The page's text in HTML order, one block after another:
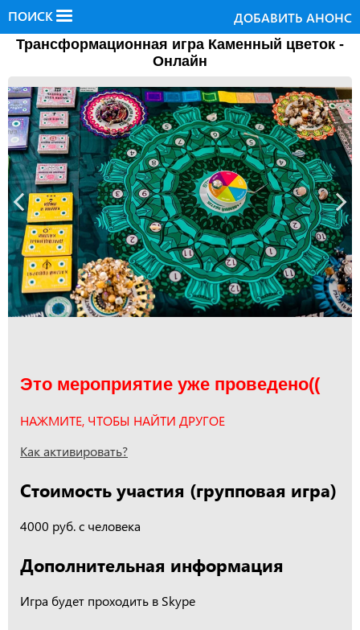
ПОИСК ДОБАВИТЬ АНОНС
Трансформационная игра Каменный цветок -
Онлайн
Это мероприятие уже проведено((
НАЖМИТЕ, ЧТОБЫ НАЙТИ ДРУГОЕ
Как активировать?
Стоимость участия (групповая игра)
4000 руб. с человека
Дополнительная информация
Игра будет проходить в Skype